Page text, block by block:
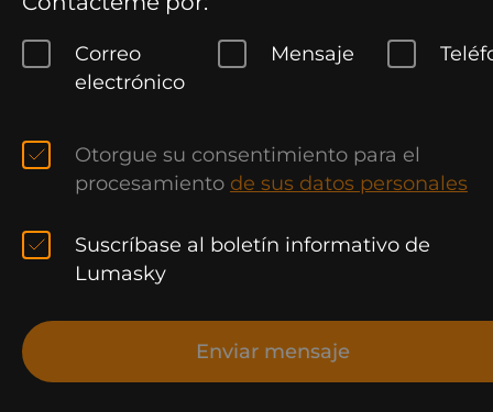
Correo
electrónico
Mensaje
Otorgue su consentimiento para el
procesamiento de sus datos personales
Suscríbase al boletín informativo de
Lumasky
Enviar mensaje